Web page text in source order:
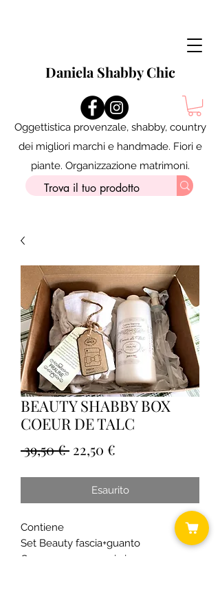
Daniela Shabby Chic
Oggettistica provenzale, shabby, country
dei migliori marchi e handmade. Fiori e
piante. Organizzazione matrimoni.
BEAUTY SHABBY BOX
COEUR DE TALC
39,50 € Prezzo
22,50 €
Esaurito
Contiene
Set Beauty fascia+guanto
Crema sapone mani viso